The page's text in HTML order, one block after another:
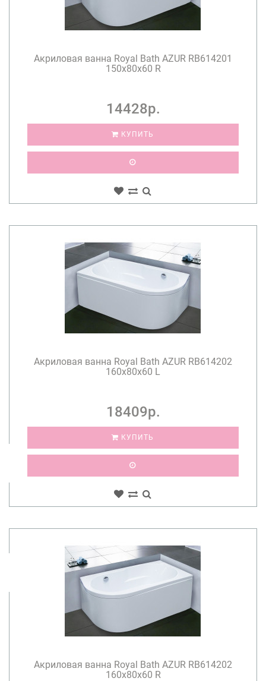
Акриловая ванна Royal Bath AZUR RB614201
150x80x60 R
14428р.
КУПИТЬ
Акриловая ванна Royal Bath AZUR RB614202
160x80x60 L
18409р.
КУПИТЬ
Акриловая ванна Royal Bath AZUR RB614202
160x80x60 R